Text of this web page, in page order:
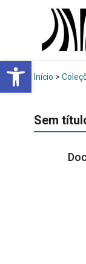
Abrir a
Início >
Sem